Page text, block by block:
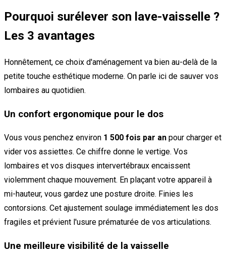
Pourquoi surélever son lave-vaisselle ?
Les 3 avantages
Honnêtement, ce choix d'aménagement va bien au-delà de la
petite touche esthétique moderne. On parle ici de sauver vos
lombaires au quotidien.
Un confort ergonomique pour le dos
Vous vous penchez environ 1 500 fois par an pour charger et
vider vos assiettes. Ce chiffre donne le vertige. Vos
lombaires et vos disques intervertébraux encaissent
violemment chaque mouvement. En plaçant votre appareil à
mi-hauteur, vous gardez une posture droite. Finies les
contorsions. Cet ajustement soulage immédiatement les dos
fragiles et prévient l'usure prématurée de vos articulations.
Une meilleure visibilité de la vaisselle